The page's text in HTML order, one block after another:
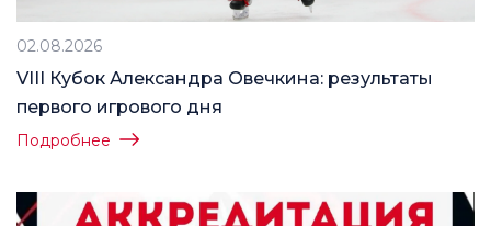
02.08.2026
VIII Кубок Александра Овечкина: результаты
первого игрового дня
Подробнее